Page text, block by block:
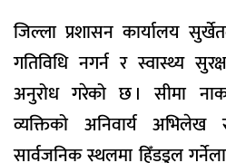
जिल्ला प्रशासन कार्यालय
गतिविधि नगर्न र स्वास्थ्य
अनुरोध गरेको छ । सीमा
व्यक्तिको अनिवार्य
सार्वजनिक स्थलमा हिँडडुल